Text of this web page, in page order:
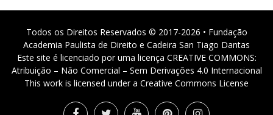
Todos os Direitos Reservados © 2017-2026 • Fundação
Academia Paulista de Direito e Cadeira San Tiago Dantas
Este site é licenciado por uma licença CREATIVE COMMONS:
Atribuição – Não Comercial – Sem Derivações 4.0 Internacional
This work is licensed under a Creative Commons License